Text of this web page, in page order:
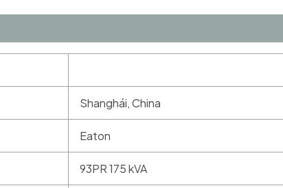
Shanghái, China
Eaton
93PR 175 kVA